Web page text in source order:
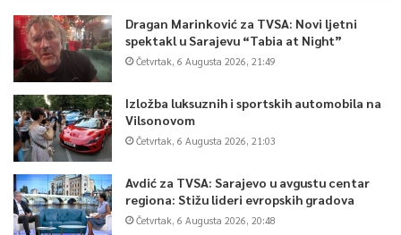
Dragan Marinković za TVSA: Novi ljetni
spektakl u Sarajevu “Tabia at Night”
Četvrtak, 6 Augusta 2026, 21:49
Izložba luksuznih i sportskih automobila na
Vilsonovom
Četvrtak, 6 Augusta 2026, 21:03
Avdić za TVSA: Sarajevo u avgustu centar
regiona: Stižu lideri evropskih gradova
Četvrtak, 6 Augusta 2026, 20:48